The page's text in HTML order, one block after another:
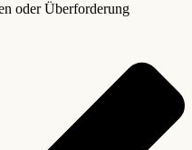
oder Überforderung